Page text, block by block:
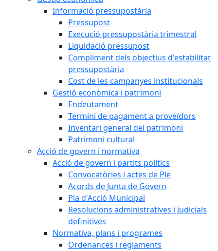
Informació pressupostària
Pressupost
Execució pressupostària trimestral
Liquidació pressupost
Compliment dels objectius d'estabilitat
pressupostària
Cost de les campanyes institucionals
Gestió econòmica i patrimoni
Endeutament
Termini de pagament a proveïdors
Inventari general del patrimoni
Patrimoni cultural
Acció de govern i normativa
Acció de govern i partits polítics
Convocatòries i actes de Ple
Acords de Junta de Govern
Pla d'Acció Municipal
Resolucions administratives i judicials
definitives
Normativa, plans i programes
Ordenances i reglaments